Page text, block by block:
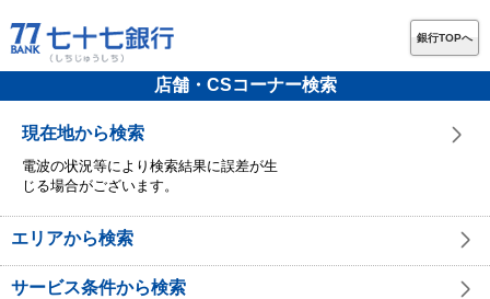
銀行TOPへ
店舗・CSコーナー検索
現在地から検索
電波の状況等により検索結果に誤差が生
じる場合がございます。
エリアから検索
サービス条件から検索